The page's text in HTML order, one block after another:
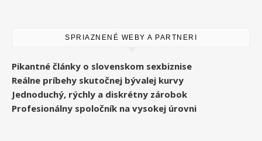
SPRIAZNENÉ WEBY A PARTNERI
Pikantné články o slovenskom sexbiznise
Reálne príbehy skutočnej bývalej kurvy
Jednoduchý, rýchly a diskrétny zárobok
Profesionálny spoločník na vysokej úrovni